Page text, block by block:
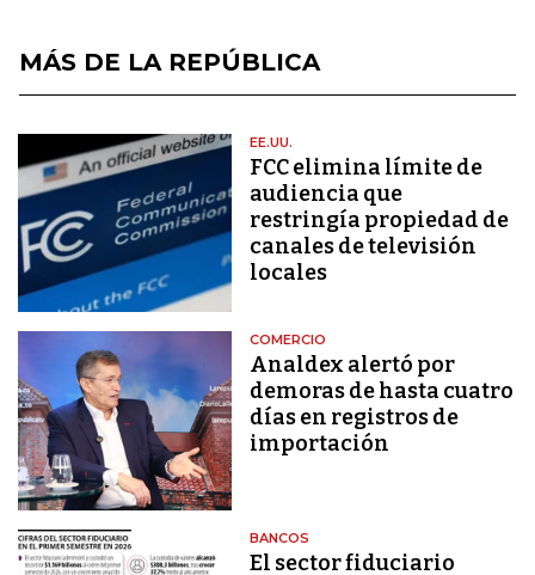
MÁS DE LA REPÚBLICA
EE.UU.
FCC elimina límite de
audiencia que
restringía propiedad de
canales de televisión
locales
COMERCIO
Analdex alertó por
demoras de hasta cuatro
días en registros de
importación
BANCOS
El sector fiduciario